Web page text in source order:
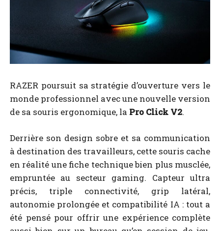
RAZER poursuit sa stratégie d’ouverture vers le
monde professionnel avec une nouvelle version
de sa souris ergonomique, la Pro Click V2.
Derrière son design sobre et sa communication
à destination des travailleurs, cette souris cache
en réalité une fiche technique bien plus musclée,
empruntée au secteur gaming. Capteur ultra
précis, triple connectivité, grip latéral,
autonomie prolongée et compatibilité IA : tout a
été pensé pour offrir une expérience complète